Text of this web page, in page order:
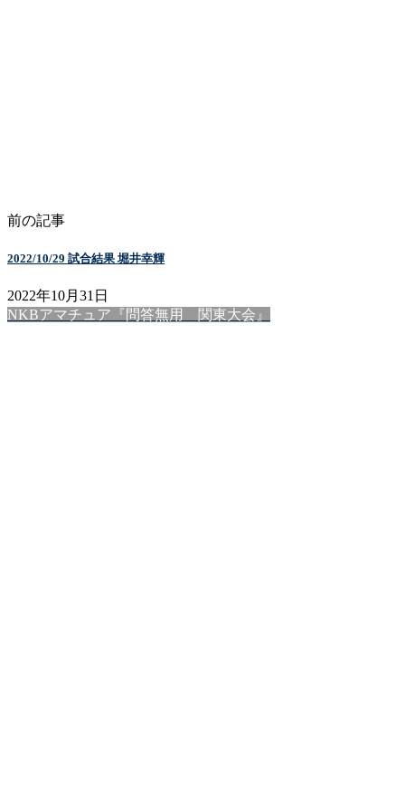
前の記事
2022/10/29 試合結果 堀井幸輝
2022年10月31日
NKBアマチュア『問答無用 関東大会』